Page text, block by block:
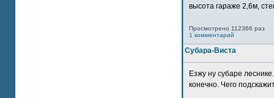
высота гараже 2,6м,
Просмотрено 112366 раз
1 комментарий
Субара-Виста
Езжу ну субаре
конечно. Чего